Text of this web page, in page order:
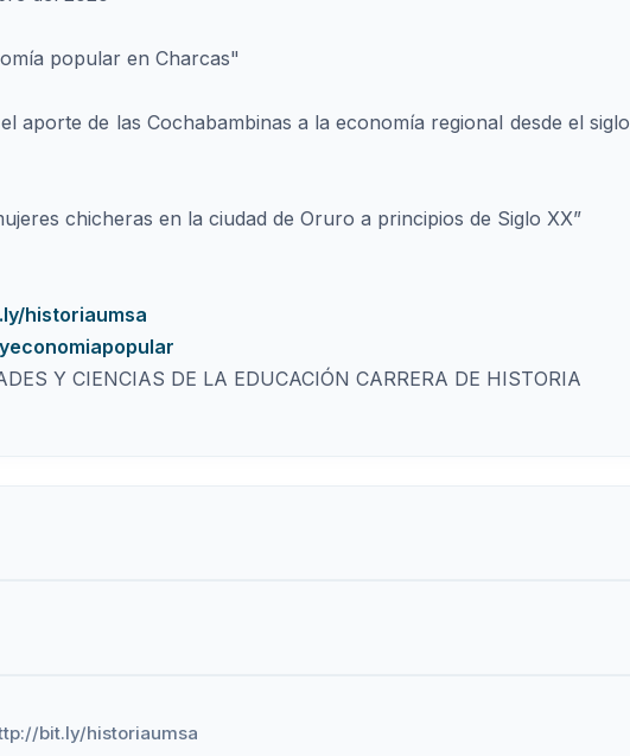
popular en Charcas"
aporte de las Cochabambinas a la economía regional desde el siglo
chicheras en la ciudad de Oruro a principios de Siglo XX”
historiaumsa
Y CIENCIAS DE LA EDUCACIÓN CARRERA DE HISTORIA
bit.ly/historiaumsa